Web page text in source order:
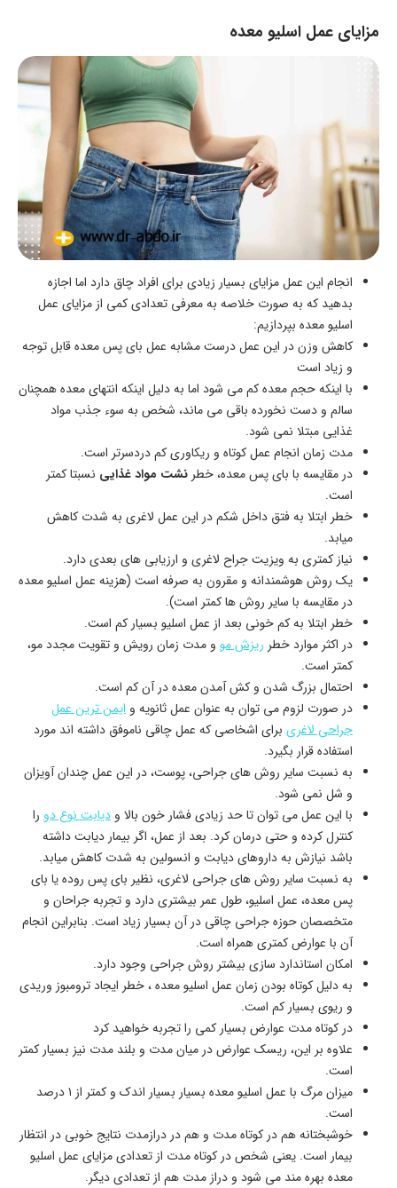
مزایای عمل اسلیو معده
انجام این عمل مزایای بسیار زیادی برای افراد چاق دارد اما اجازه
بدهید که به صورت خلاصه به معرفی تعدادی کمی از مزایای عمل
اسلیو معده بپردازیم:
کاهش وزن در این عمل درست مشابه عمل بای پس معده قابل توجه
و زیاد است
با اینکه حجم معده کم می شود اما به دلیل اینکه انتهای معده همچنان
سالم و دست نخورده باقی می ماند، شخص به سوء جذب مواد
غذایی مبتلا نمی شود.
مدت زمان انجام عمل کوتاه و ریکاوری کم دردسرتر است.
در مقایسه با بای پس معده، خطر نشت مواد غذایی نسبتا کمتر
است.
خطر ابتلا به فتق داخل شکم در این عمل لاغری به شدت کاهش
میابد.
نیاز کمتری به ویزیت جراح لاغری و ارزیابی های بعدی دارد.
یک روش هوشمندانه و مقرون به صرفه است (هزینه عمل اسلیو معده
در مقایسه با سایر روش ها کمتر است).
خطر ابتلا به کم خونی بعد از عمل اسلیو بسیار کم است.
در اکثر موارد خطر ریزش مو و مدت زمان رویش و تقویت مجدد مو،
کمتر است.
احتمال بزرگ شدن و کش آمدن معده در آن کم است.
در صورت لزوم می توان به عنوان عمل ثانویه و ایمن ترین عمل
جراحی لاغری برای اشخاصی که عمل چاقی ناموفق داشته اند مورد
استفاده قرار بگیرد.
به نسبت سایر روش های جراحی، پوست، در این عمل چندان آویزان
و شل نمی شود.
با این عمل می توان تا حد زیادی فشار خون بالا و دیابت نوع دو را
کنترل کرده و حتی درمان کرد. بعد از عمل، اگر بیمار دیابت داشته
باشد نیازش به داروهای دیابت و انسولین به شدت کاهش میابد.
به نسبت سایر روش های جراحی لاغری، نظیر بای پس روده یا بای
پس معده، عمل اسلیو، طول عمر بیشتری دارد و تجربه جراحان و
متخصصان حوزه جراحی چاقی در آن بسیار زیاد است. بنابراین انجام
آن با عوارض کمتری همراه است.
امکان استاندارد سازی بیشتر روش جراحی وجود دارد.
به دلیل کوتاه بودن زمان عمل اسلیو معده ، خطر ایجاد ترومبوز وریدی
و ریوی بسیار کم است.
در کوتاه مدت عوارض بسیار کمی را تجربه خواهید کرد
علاوه بر این، ریسک عوارض در میان مدت و بلند مدت نیز بسیار کمتر
است.
میزان مرگ با عمل اسلیو معده بسیار بسیار اندک و کمتر از ۱ درصد
است.
خوشبختانه هم در کوتاه مدت و هم در درازمدت نتایج خوبی در انتظار
بیمار است. یعنی شخص در کوتاه مدت از تعدادی مزایای عمل اسلیو
معده بهره مند می شود و دراز مدت هم از تعدادی دیگر.